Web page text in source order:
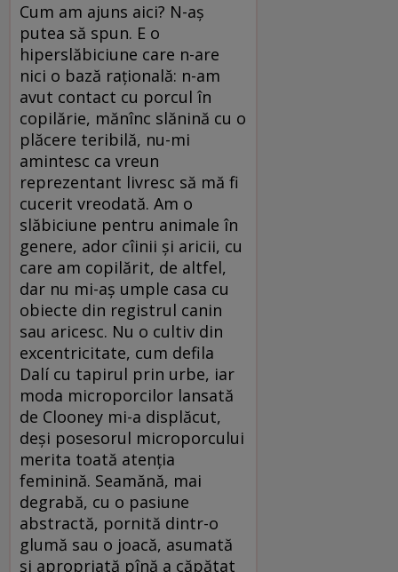
Cum am ajuns aici? N-aş
putea să spun. E o
hiperslăbiciune care n-are
nici o bază raţională: n-am
avut contact cu porcul în
copilărie, mănînc slănină cu o
plăcere teribilă, nu-mi
amintesc ca vreun
reprezentant livresc să mă fi
cucerit vreodată. Am o
slăbiciune pentru animale în
genere, ador cîinii şi aricii, cu
care am copilărit, de altfel,
dar nu mi-aş umple casa cu
obiecte din registrul canin
sau aricesc. Nu o cultiv din
excentricitate, cum defila
Dalí cu tapirul prin urbe, iar
moda microporcilor lansată
de Clooney mi-a displăcut,
deşi posesorul microporcului
merita toată atenţia
feminină. Seamănă, mai
degrabă, cu o pasiune
abstractă, pornită dintr-o
glumă sau o joacă, asumată
şi apropriată pînă a căpătat